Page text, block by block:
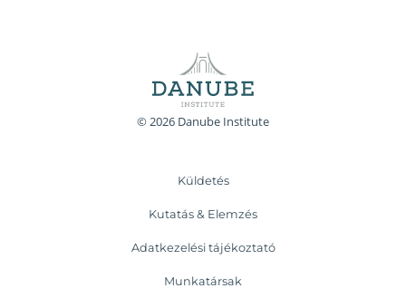
© 2026 Danube Institute
Küldetés
Kutatás & Elemzés
Adatkezelési tájékoztató
Munkatársak